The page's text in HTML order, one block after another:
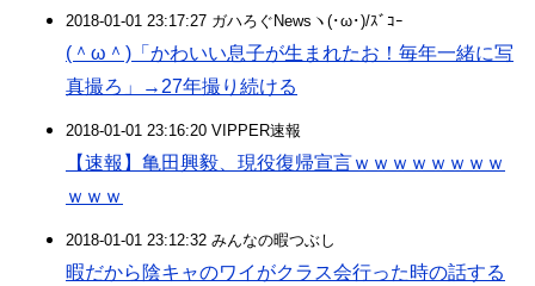
2018-01-01 23:17:27 ガハろぐNewsヽ(･ω･)/ｽﾞｺｰ
(＾ω＾)「かわいい息子が生まれたお！毎年一緒に写
真撮ろ」→27年撮り続ける
2018-01-01 23:16:20 VIPPER速報
【速報】亀田興毅、現役復帰宣言ｗｗｗｗｗｗｗｗ
ｗｗｗ
2018-01-01 23:12:32 みんなの暇つぶし
暇だから陰キャのワイがクラス会行った時の話する